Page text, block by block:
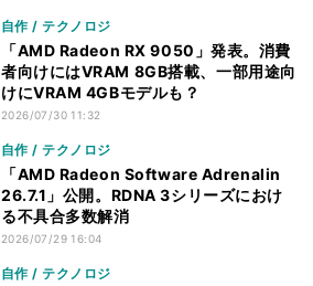
自作 / テクノロジ
「AMD Radeon RX 9050」発表。消費
者向けにはVRAM 8GB搭載、一部用途向
けにVRAM 4GBモデルも？
2026/07/30 11:32
自作 / テクノロジ
「AMD Radeon Software Adrenalin
26.7.1」公開。RDNA 3シリーズにおけ
る不具合多数解消
2026/07/29 16:04
自作 / テクノロジ